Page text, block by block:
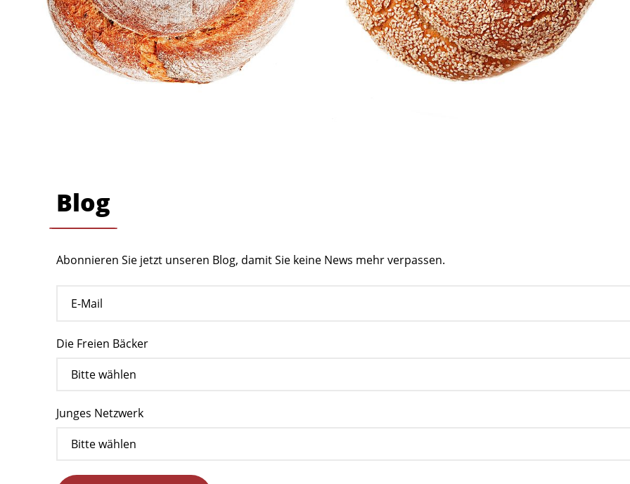
Blog
Abonnieren Sie jetzt unseren Blog, damit Sie keine News mehr verpassen.
Die Freien Bäcker
Junges Netzwerk